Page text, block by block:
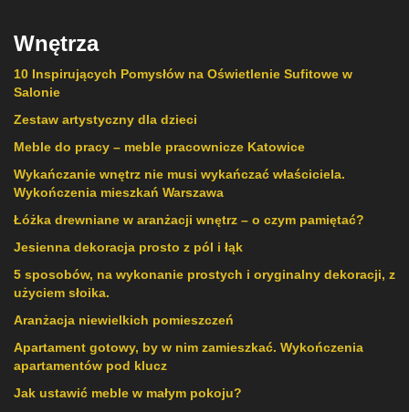
Wnętrza
10 Inspirujących Pomysłów na Oświetlenie Sufitowe w
Salonie
Zestaw artystyczny dla dzieci
Meble do pracy – meble pracownicze Katowice
Wykańczanie wnętrz nie musi wykańczać właściciela.
Wykończenia mieszkań Warszawa
Łóżka drewniane w aranżacji wnętrz – o czym pamiętać?
Jesienna dekoracja prosto z pól i łąk
5 sposobów, na wykonanie prostych i oryginalny dekoracji, z
użyciem słoika.
Aranżacja niewielkich pomieszczeń
Apartament gotowy, by w nim zamieszkać. Wykończenia
apartamentów pod klucz
Jak ustawić meble w małym pokoju?